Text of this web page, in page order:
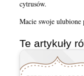
cytrusów.
Macie swoje
Te artykuły